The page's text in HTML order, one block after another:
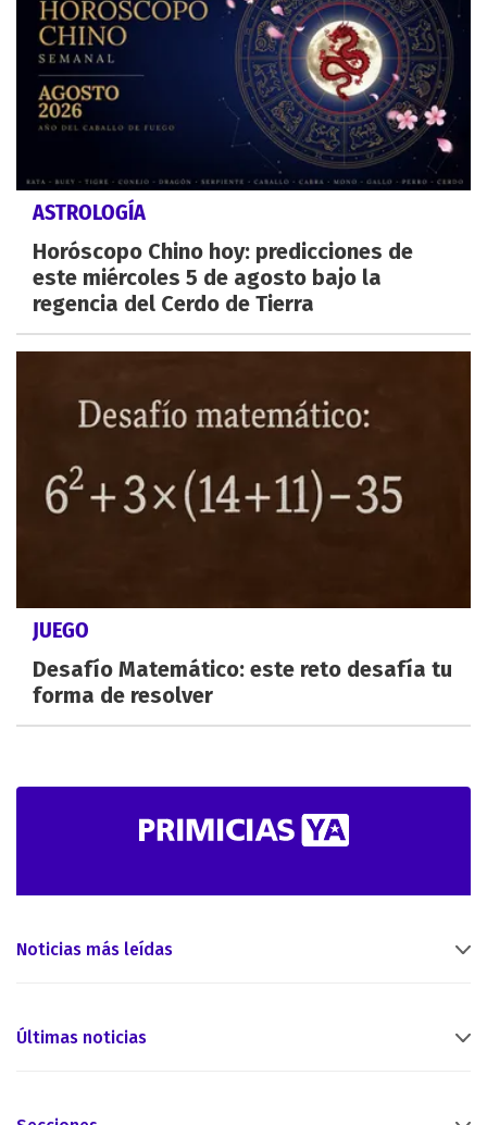
ASTROLOGÍA
Horóscopo Chino hoy: predicciones de
este miércoles 5 de agosto bajo la
regencia del Cerdo de Tierra
JUEGO
Desafío Matemático: este reto desafía tu
forma de resolver
Noticias más leídas
Últimas noticias